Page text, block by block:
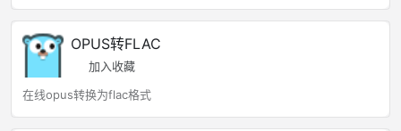
OPUS转FLAC
加入收藏
在线opus转换为flac格式